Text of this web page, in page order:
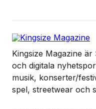
Kingsize Magazine
och digitala
musik, konserter/
spel, streetwear och